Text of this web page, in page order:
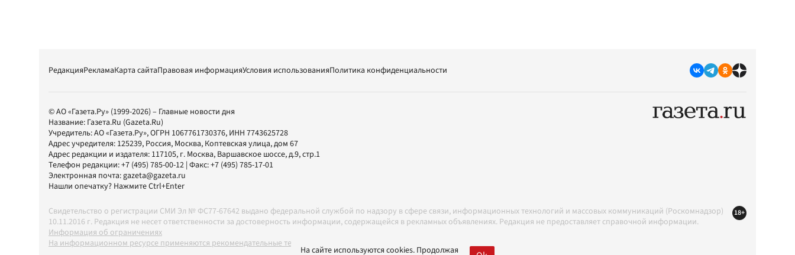
РедакцияРекламаКарта сайтаПравовая информацияУсловия использованияПолитика конфиденциальности
© АО «Газета.Ру» (1999-2026) – Главные новости дня
Название: Газета.Ru (Gazeta.Ru)
Учредитель:АО «Газета.Ру», ОГРН 1067761730376, ИНН 7743625728
Адрес учредителя: 125239, Россия, Москва, Коптевская улица, дом 67
Адрес редакции и издателя: 117105, г. Москва, Варшавское шоссе, д.9, стр.1
Телефон редакции:+7 (495) 785-00-12 | Факс:+7 (495) 785-17-01
Электронная почта:gazeta@gazeta.ru
Нашли опечатку? Нажмите Ctrl+Enter
Свидетельство о регистрации СМИ Эл № ФС77-67642 выдано федеральной службой по надзору в сфере связи, информационных технологий и массовых коммуникаций (Роскомнадзор)
10.11.2016 г. Редакция не несет ответственности за достоверность информации, содержащейся в рекламных объявлениях. Редакция не предоставляет справочной информации.
Информация об ограничениях
На информационном ресурсе применяются рекомендательные технологии в соответствии с Правилами
18+
На сайте используются cookies. Продолжая